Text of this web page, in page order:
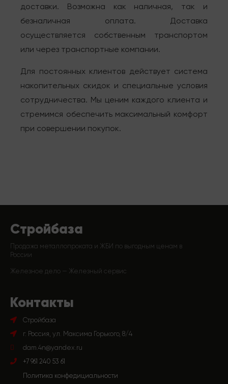
доставки. Возможна как наличная, так и
безналичная оплата. Доставка
осуществляется собственным транспортом
или через транспортные компании.
Для постоянных клиентов действует система
накопительных скидок и специальные условия
сотрудничества. Мы ценим каждого клиента и
стремимся обеспечить максимальный комфорт
при совершении покупок.
Стройбаза
Продажа металлопроката и ЖБИ по выгодным ценам в
России
Железное дело — Железный сервис
Контакты
Стройбаза
г. Россия, ул. Максима Горького, 8/4
dam.4n@yandex.ru
+7 961 240 53 61
Политика конфедициальности